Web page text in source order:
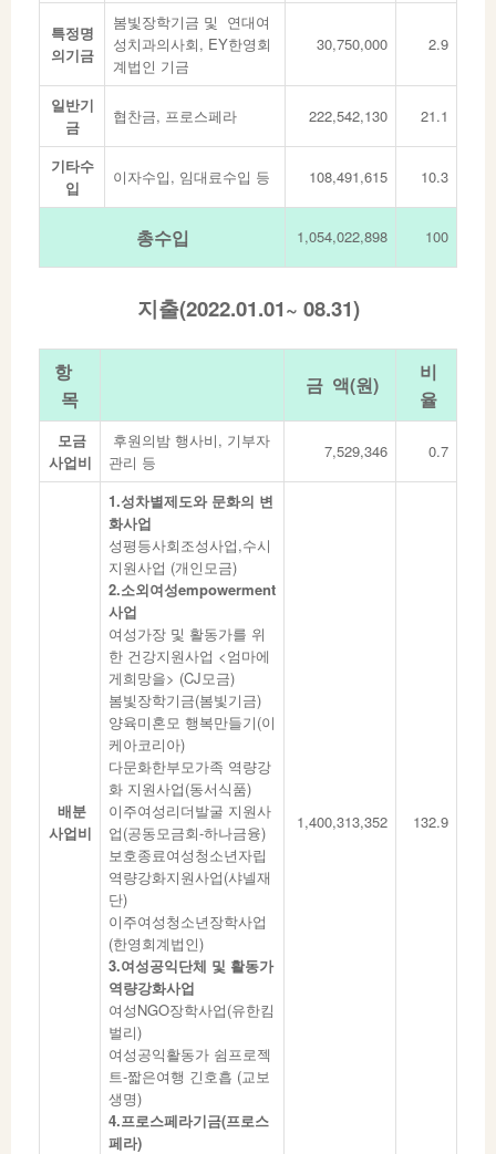
특정명
의기금
봄빛장학기금 및 연대여
성치과의사회, EY한영회
계법인 기금
30,750,000 2.9
일반기
금
협찬금, 프로스페라 222,542,130 21.1
기타수
입
이자수입, 임대료수입 등 108,491,615 10.3
총수입 1,054,022,898 100
지출(2022.01.01~ 08.31)
항
목
금 액(원)
비
율
모금
사업비
후원의밤 행사비, 기부자
관리 등
7,529,346 0.7
배분
사업비
1.성차별제도와 문화의 변
화사업
성평등사회조성사업,수시
지원사업 (개인모금)
2.소외여성empowerment
사업
여성가장 및 활동가를 위
한 건강지원사업 <엄마에
게희망을> (CJ모금)
봄빛장학기금(봄빛기금)
양육미혼모 행복만들기(이
케아코리아)
다문화한부모가족 역량강
화 지원사업(동서식품)
이주여성리더발굴 지원사
업(공동모금회-하나금융)
보호종료여성청소년자립
역량강화지원사업(샤넬재
단)
이주여성청소년장학사업
(한영회계법인)
3.여성공익단체 및 활동가
역량강화사업
여성NGO장학사업(유한킴
벌리)
여성공익활동가 쉼프로젝
트-짧은여행 긴호흡 (교보
생명)
4.프로스페라기금(프로스
페라)
1,400,313,352 132.9